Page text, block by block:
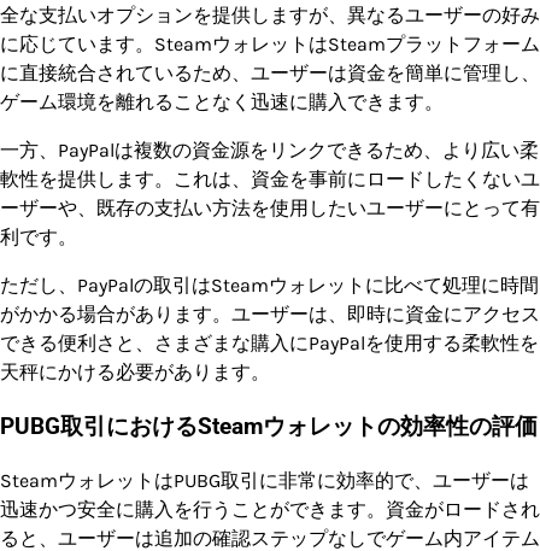
全な支払いオプションを提供しますが、異なるユーザーの好み
に応じています。SteamウォレットはSteamプラットフォーム
に直接統合されているため、ユーザーは資金を簡単に管理し、
ゲーム環境を離れることなく迅速に購入できます。
一方、PayPalは複数の資金源をリンクできるため、より広い柔
軟性を提供します。これは、資金を事前にロードしたくないユ
ーザーや、既存の支払い方法を使用したいユーザーにとって有
利です。
ただし、PayPalの取引はSteamウォレットに比べて処理に時間
がかかる場合があります。ユーザーは、即時に資金にアクセス
できる便利さと、さまざまな購入にPayPalを使用する柔軟性を
天秤にかける必要があります。
PUBG取引におけるSteamウォレットの効率性の評価
SteamウォレットはPUBG取引に非常に効率的で、ユーザーは
迅速かつ安全に購入を行うことができます。資金がロードされ
ると、ユーザーは追加の確認ステップなしでゲーム内アイテム